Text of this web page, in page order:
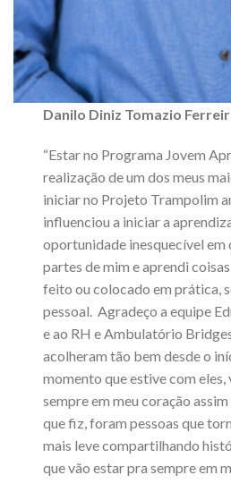
Danilo Diniz Tomazio
“Estar no Programa Jovem
realização de um dos meus
iniciar no Projeto Trampolim
influenciou a iniciar a
oportunidade inesquecível em
partes de mim e aprendi
feito ou colocado em prática,
pessoal. Agradeço a equipe
e ao RH e Ambulatório
acolheram tão bem desde o
momento que estive com eles,
sempre em meu coração
que fiz, foram pessoas que
mais leve compartilhando
que vão estar pra sempre em